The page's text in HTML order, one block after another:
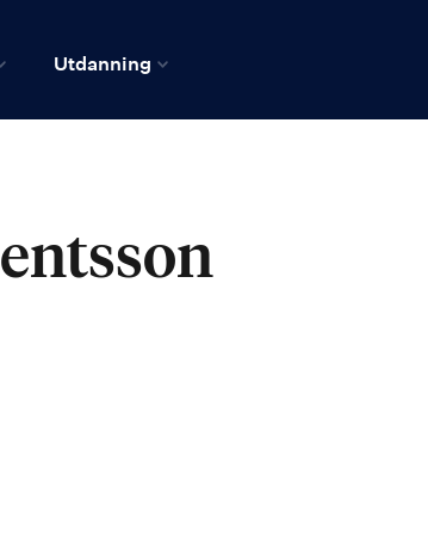
Utdanning